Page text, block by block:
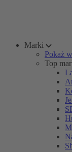
Marki
Pokaż
Top